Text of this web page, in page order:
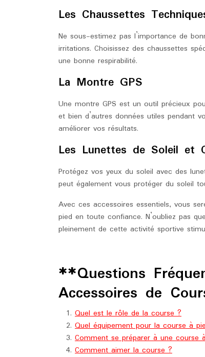
Les Chaussettes
Ne sous-estimez pas l’importance de
irritations. Choisissez des chaussettes
une bonne respirabilité.
La Montre GPS
Une montre GPS est un outil précieux
et bien d’autres données utiles pendant
améliorer vos résultats.
Les Lunettes de Soleil et
Protégez vos yeux du soleil avec des
peut également vous protéger du soleil
Avec ces accessoires essentiels, vous
pied en toute confiance. N’oubliez pas
pleinement de cette activité sportive
**Questions
Accessoires de
Quel est le rôle de la course ?
Quel équipement pour la course à
Comment se préparer à une course
Comment aimer la course ?